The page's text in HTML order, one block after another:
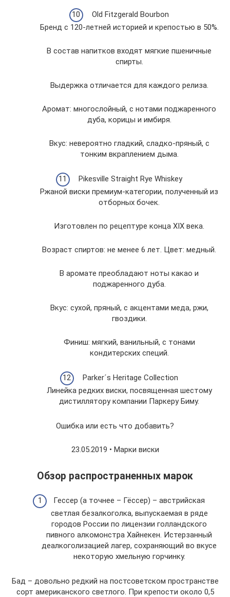
Old Fitzgerald Bourbon
Бренд с 120-летней историей и крепостью в 50%.
В состав напитков входят мягкие пшеничные
спирты.
Выдержка отличается для каждого релиза.
Аромат: многослойный, с нотами поджаренного
дуба, корицы и имбиря.
Вкус: невероятно гладкий, сладко-пряный, с
тонким вкраплением дыма.
Pikesville Straight Rye Whiskey
Ржаной виски премиум-категории, полученный из
отборных бочек.
Изготовлен по рецептуре конца XIX века.
Возраст спиртов: не менее 6 лет. Цвет: медный.
В аромате преобладают ноты какао и
поджаренного дуба.
Вкус: сухой, пряный, с акцентами меда, ржи,
гвоздики.
Финиш: мягкий, ванильный, с тонами
кондитерских специй.
Parker´s Heritage Collection
Линейка редких виски, посвященная шестому
дистиллятору компании Паркеру Биму.
Ошибка или есть что добавить?
23.05.2019 • Марки виски
Обзор распространенных марок
Гессер (а точнее – Гёссер) – австрийская
светлая безалкоголка, выпускаемая в ряде
городов России по лицензии голландского
пивного алкомонстра Хайнекен. Истерзанный
деалкоголизацией лагер, сохраняющий во вкусе
некоторую хмельную горчинку.
Бад – довольно редкий на постсоветском пространстве
сорт американского светлого. При крепости около 0,5